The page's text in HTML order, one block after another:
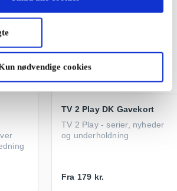
nødvendige cookies
TV 2 Play DK Gavekort
TV 2 Play - serier, nyheder
og underholdning
Fra 179 kr.